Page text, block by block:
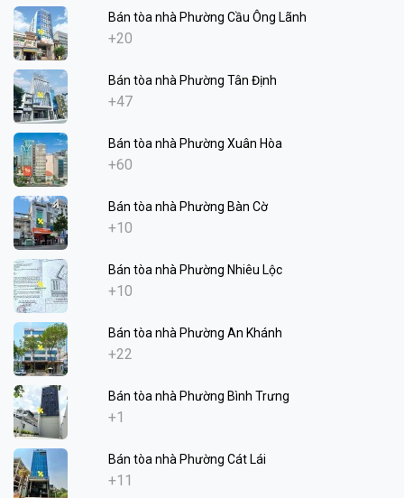
Bán tòa nhà Phường Cầu Ông Lãnh
+20
Bán tòa nhà Phường Tân Định
+47
Bán tòa nhà Phường Xuân Hòa
+60
Bán tòa nhà Phường Bàn Cờ
+10
Bán tòa nhà Phường Nhiêu Lộc
+10
Bán tòa nhà Phường An Khánh
+22
Bán tòa nhà Phường Bình Trưng
+1
Bán tòa nhà Phường Cát Lái
+11